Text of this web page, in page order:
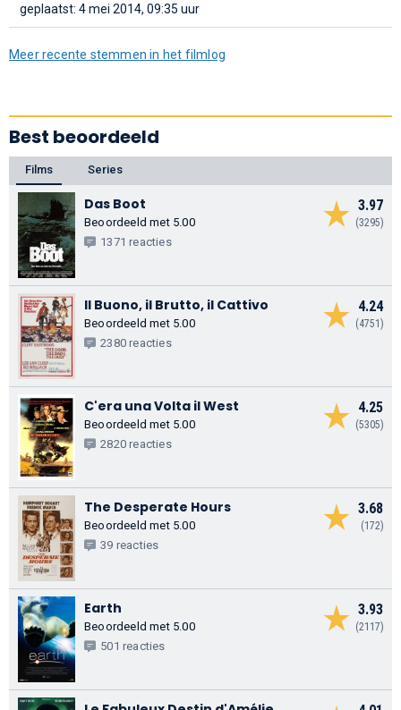
geplaatst: 4 mei 2014, 09:35 uur
Meer recente stemmen in het filmlog
Best beoordeeld
Films Series
3.97
(3295)
Das Boot
Beoordeeld met 5.00
1371 reacties
4.24
(4751)
Il Buono, il Brutto, il Cattivo
Beoordeeld met 5.00
2380 reacties
4.25
(5305)
C'era una Volta il West
Beoordeeld met 5.00
2820 reacties
3.68
(172)
The Desperate Hours
Beoordeeld met 5.00
39 reacties
3.93
(2117)
Earth
Beoordeeld met 5.00
501 reacties